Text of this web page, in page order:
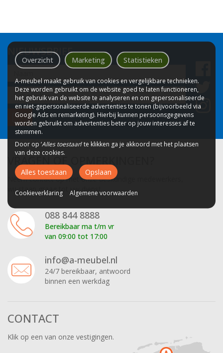
NIEUWSBRIEF
Naam
Email
adres
Neem contact op met onze deskundige medewerkers,
wij staan graag tot uw dienst.
088 844 8888
Bereikbaar ma t/m vr
van 09:00 tot 17:00
info@a-meubel.nl
24/7 bereikbaar, antwoord
binnen een werkdag
CONTACT
Klik op een van onze vestigingen.
Overzicht Marketing Statistieken
A-meubel maakt gebruik van cookies en vergelijkbare technieken.
Deze worden gebruikt om de website goed te laten functioneren,
het gebruik van de website te analyseren en om gepersonaliseerde
en niet-gepersonaliseerde advertenties te tonen (bijvoorbeeld via
Google Ads en remarketing). Hierbij kunnen persoonsgegevens
worden gebruikt om advertenties beter op jouw interesses af te
stemmen.
Door op ‘Alles toestaan’ te klikken ga je akkoord met het plaatsen
van deze cookies.
Alles toestaan Opslaan
Cookieverklaring Algemene voorwaarden